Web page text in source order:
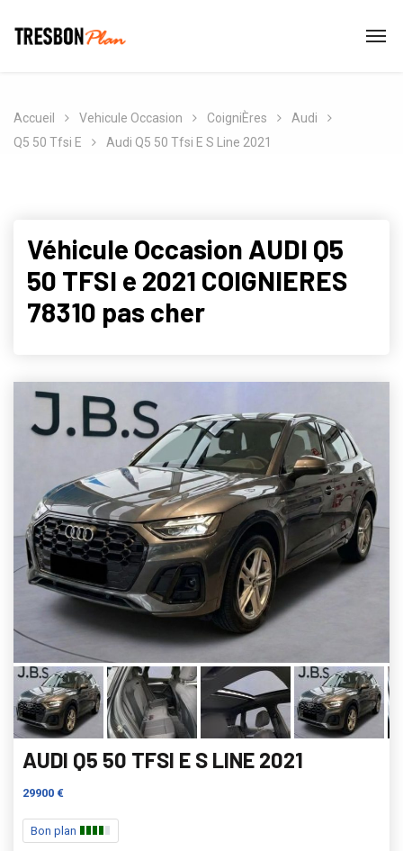
Accueil Vehicule Occasion CoigniÈres
Audi
Q5 50 Tfsi E
Audi Q5 50 Tfsi E S Line 2021
Véhicule Occasion AUDI Q5
50 TFSI e 2021 COIGNIERES
78310 pas cher
AUDI Q5 50 TFSI E S LINE 2021
29900 €
Bon plan